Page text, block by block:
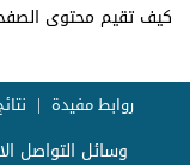
كيف تقيم محتوى
روابط مفيدة
وسائل التواصل